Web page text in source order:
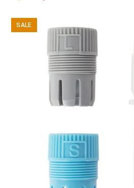
was:
10,99 €.6,99 €.
SALE